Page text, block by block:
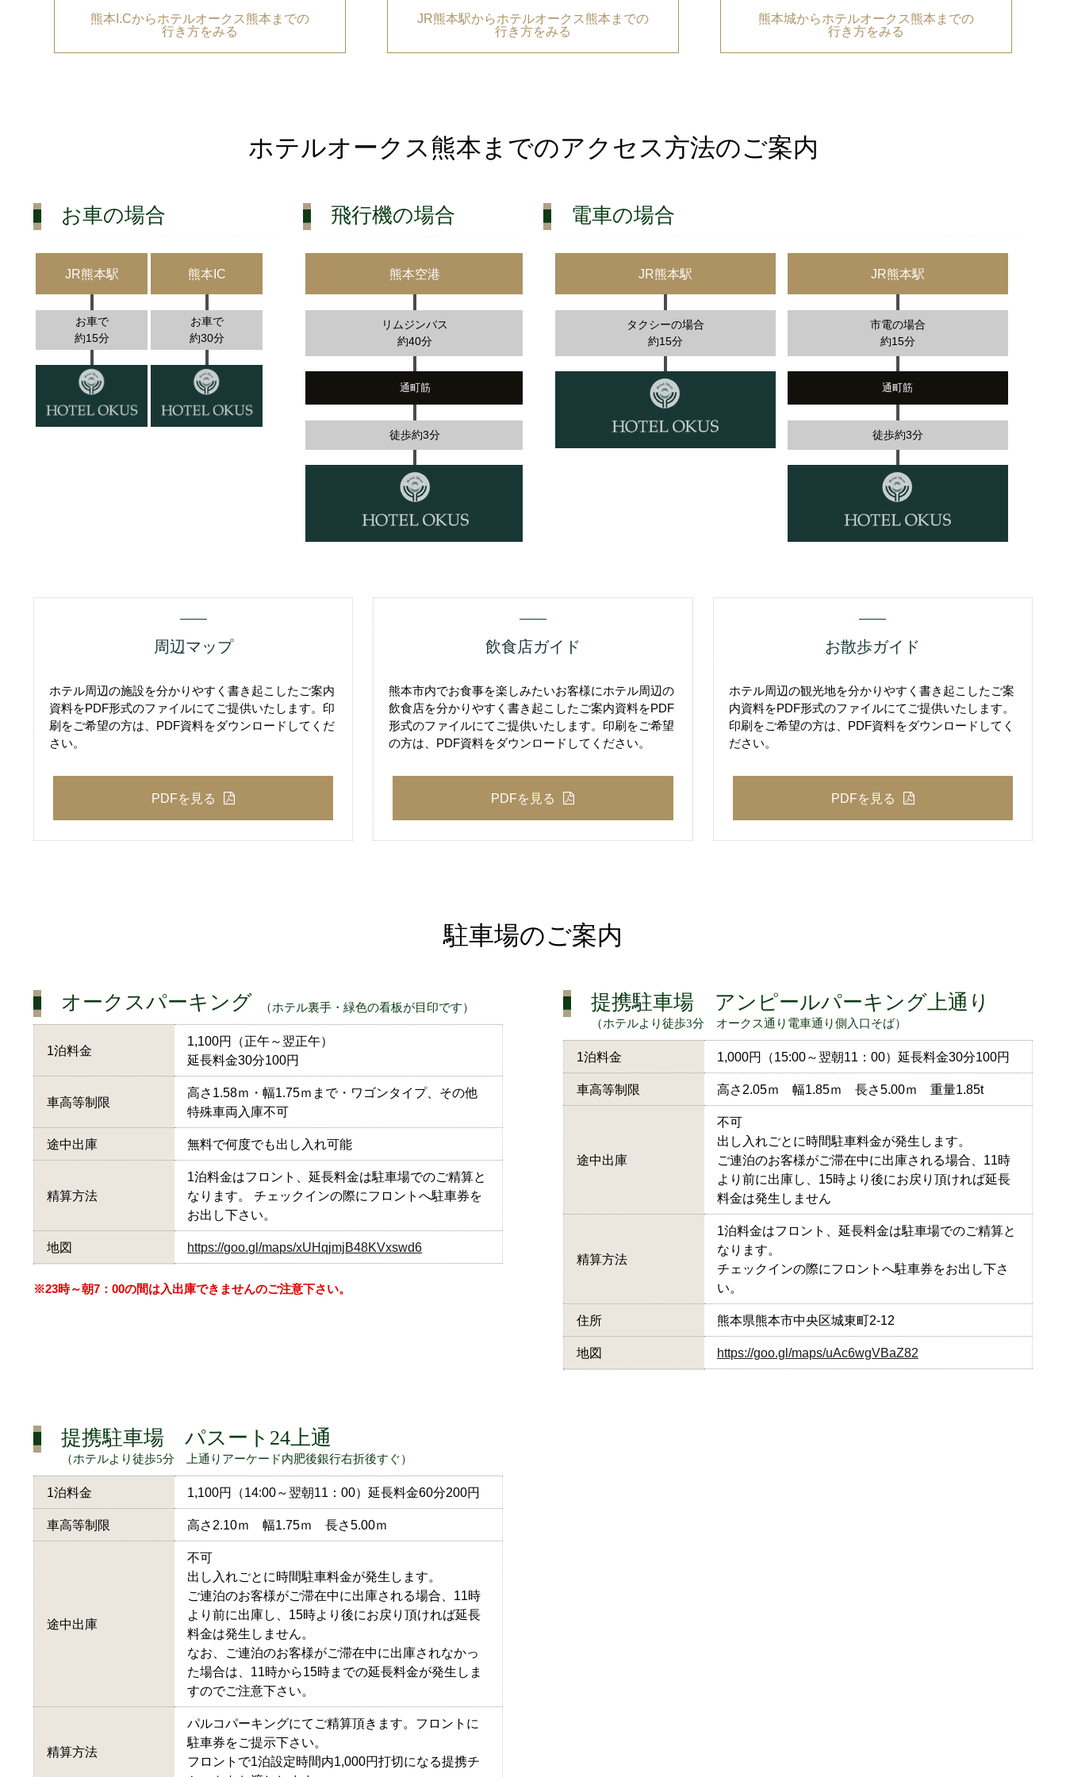
熊本I.Cからホテルオークス熊本までの
行き方をみる
JR熊本駅からホテルオークス熊本までの
行き方をみる
熊本城からホテルオークス熊本までの
行き方をみる
ホテルオークス熊本までのアクセス方法のご案内
お車の場合
JR熊本駅
お車で
約15分
熊本IC
お車で
約30分
飛行機の場合
熊本空港
リムジンバス
約40分
通町筋
徒歩約3分
電車の場合
JR熊本駅
タクシーの場合
約15分
JR熊本駅
市電の場合
約15分
通町筋
徒歩約3分
周辺マップ
ホテル周辺の施設を分かりやすく書き起こしたご案内
資料をPDF形式のファイルにてご提供いたします。印
刷をご希望の方は、PDF資料をダウンロードしてくだ
さい。
PDFを見る
飲食店ガイド
熊本市内でお食事を楽しみたいお客様にホテル周辺の
飲食店を分かりやすく書き起こしたご案内資料をPDF
形式のファイルにてご提供いたします。印刷をご希望
の方は、PDF資料をダウンロードしてください。
PDFを見る
お散歩ガイド
ホテル周辺の観光地を分かりやすく書き起こしたご案
内資料をPDF形式のファイルにてご提供いたします。
印刷をご希望の方は、PDF資料をダウンロードしてく
ださい。
PDFを見る
駐車場のご案内
オークスパーキング （ホテル裏手・緑色の看板が目印です）
1泊料金
1,100円（正午～翌正午）
延長料金30分100円
車高等制限
高さ1.58ｍ・幅1.75ｍまで・ワゴンタイプ、その他
特殊車両入庫不可
途中出庫 無料で何度でも出し入れ可能
精算方法
1泊料金はフロント、延長料金は駐車場でのご精算と
なります。 チェックインの際にフロントへ駐車券を
お出し下さい。
地図 https://goo.gl/maps/xUHqjmjB48KVxswd6
※23時～朝7：00の間は入出庫できませんのご注意下さい。
提携駐車場 アンピールパーキング上通り
（ホテルより徒歩3分 オークス通り電車通り側入口そば）
1泊料金 1,000円（15:00～翌朝11：00）延長料金30分100円
車高等制限 高さ2.05ｍ 幅1.85ｍ 長さ5.00ｍ 重量1.85t
途中出庫
不可
出し入れごとに時間駐車料金が発生します。
ご連泊のお客様がご滞在中に出庫される場合、11時
より前に出庫し、15時より後にお戻り頂ければ延長
料金は発生しません
精算方法
1泊料金はフロント、延長料金は駐車場でのご精算と
なります。
チェックインの際にフロントへ駐車券をお出し下さ
い。
住所 熊本県熊本市中央区城東町2-12
地図 https://goo.gl/maps/uAc6wgVBaZ82
提携駐車場 パスート24上通
（ホテルより徒歩5分 上通りアーケード内肥後銀行右折後すぐ）
1泊料金 1,100円（14:00～翌朝11：00）延長料金60分200円
車高等制限 高さ2.10ｍ 幅1.75ｍ 長さ5.00ｍ
途中出庫
不可
出し入れごとに時間駐車料金が発生します。
ご連泊のお客様がご滞在中に出庫される場合、11時
より前に出庫し、15時より後にお戻り頂ければ延長
料金は発生しません。
なお、ご連泊のお客様がご滞在中に出庫されなかっ
た場合は、11時から15時までの延長料金が発生しま
すのでご注意下さい。
精算方法
パルコパーキングにてご精算頂きます。フロントに
駐車券をご提示下さい。
フロントで1泊設定時間内1,000円打切になる提携チ